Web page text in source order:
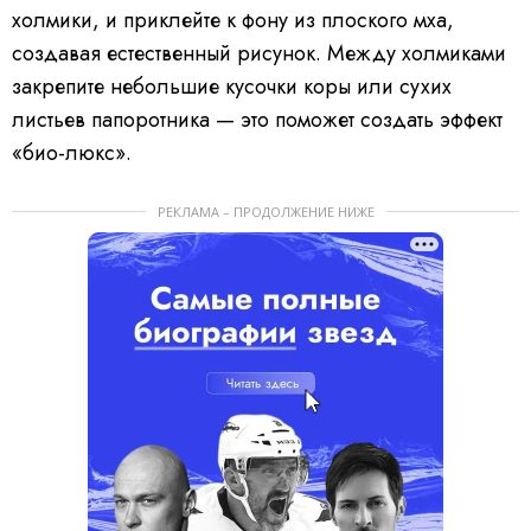
холмики, и приклейте к фону из плоского мха,
создавая естественный рисунок. Между холмиками
закрепите небольшие кусочки коры или сухих
листьев папоротника — это поможет создать эффект
«био-люкс».
РЕКЛАМА – ПРОДОЛЖЕНИЕ НИЖЕ